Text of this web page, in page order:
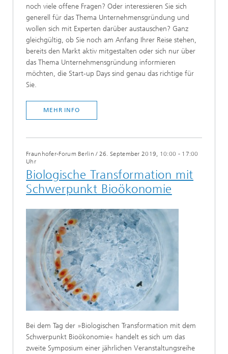
noch viele offene Fragen? Oder interessieren Sie sich
generell für das Thema Unternehmensgründung und
wollen sich mit Experten darüber austauschen? Ganz
gleichgültig, ob Sie noch am Anfang Ihrer Reise stehen,
bereits den Markt aktiv mitgestalten oder sich nur über
das Thema Unternehmensgründung informieren
möchten, die Start-up Days sind genau das richtige für
Sie.
MEHR INFO
Fraunhofer-Forum Berlin / 26. September 2019, 10:00 - 17:00
Uhr
Biologische Transformation mit
Schwerpunkt Bioökonomie
Bei dem Tag der »Biologischen Transformation mit dem
Schwerpunkt Bioökonomie« handelt es sich um das
zweite Symposium einer jährlichen Veranstaltungsreihe